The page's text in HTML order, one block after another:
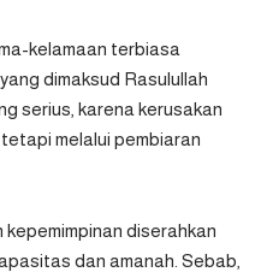
kelamaan terbiasa
dimaksud Rasulullah
serius, karena kerusakan
melalui pembiaran
diserahkan
dan amanah. Sebab,